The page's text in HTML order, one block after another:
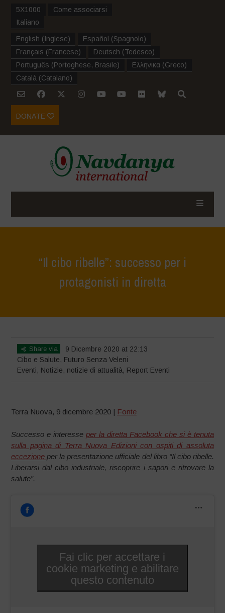
5X1000
Come associarsi
Italiano
English (Inglese) Español (Spagnolo)
Français (Francese) Deutsch (Tedesco)
Português (Portoghese, Brasile) Ελληνικα (Greco)
Català (Catalano)
DONATE
“Il cibo ribelle”: successo per i
protagonisti in diretta
Share via
9 Dicembre 2020 at 22:13
Cibo e Salute, Futuro Senza Veleni
Eventi, Notizie, notizie di attualità, Report Eventi
Terra Nuova, 9 dicembre 2020 | Fonte
Successo e interesseper la diretta Facebook che si è tenuta
sulla pagina di Terra Nuova Edizioni con ospiti di assoluta
eccezioneper la presentazione ufficiale del libro “Il cibo ribelle.
Liberarsi dal cibo industriale, riscoprire i sapori e ritrovare la
salute”.
Fai clic per accettare i
cookie marketing e abilitare
questo contenuto